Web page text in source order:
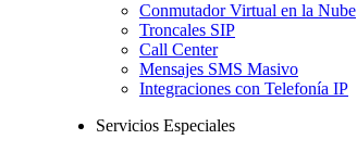
Conmutador Virtual en la Nube
Troncales SIP
Call Center
Mensajes SMS Masivo
Integraciones con Telefonía IP
Servicios Especiales